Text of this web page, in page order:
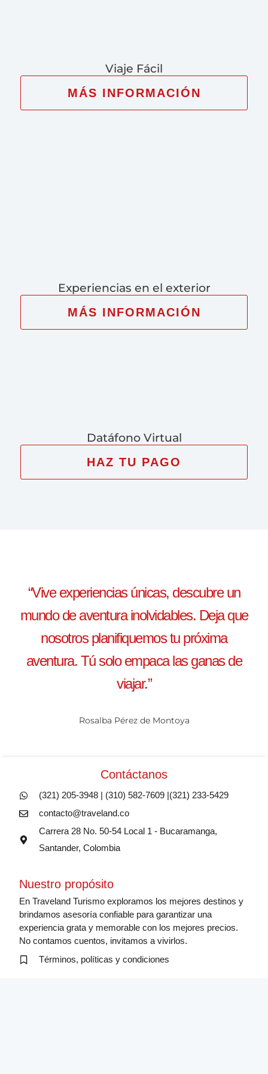
Viaje Fácil
MÁS INFORMACIÓN
Experiencias en el exterior
MÁS INFORMACIÓN
Datáfono Virtual
HAZ TU PAGO
“Vive experiencias únicas, descubre un
mundo de aventura inolvidables. Deja que
nosotros planifiquemos tu próxima
aventura. Tú solo empaca las ganas de
viajar.”
Rosalba Pérez de Montoya
Contáctanos
(321) 205-3948 | (310) 582-7609 |(321) 233-5429
contacto@traveland.co
Carrera 28 No. 50-54 Local 1 - Bucaramanga,
Santander, Colombia
Nuestro propósito
En Traveland Turismo exploramos los mejores destinos y
brindamos asesoría confiable para garantizar una
experiencia grata y memorable con los mejores precios.
No contamos cuentos, invitamos a vivirlos.
Términos, políticas y condiciones